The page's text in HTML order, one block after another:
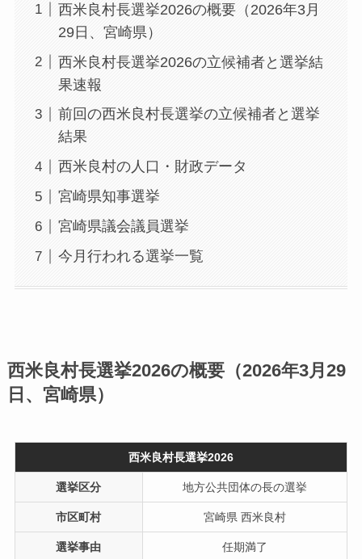
西米良村長選挙2026の概要（2026年3月
29日、宮崎県）
西米良村長選挙2026の立候補者と選挙結
果速報
前回の西米良村長選挙の立候補者と選挙
結果
西米良村の人口・財政データ
宮崎県知事選挙
宮崎県議会議員選挙
今月行われる選挙一覧
西米良村長選挙2026の概要（2026年3月29
日、宮崎県）
西米良村長選挙2026
選挙区分 地方公共団体の長の選挙
市区町村 宮崎県 西米良村
選挙事由 任期満了